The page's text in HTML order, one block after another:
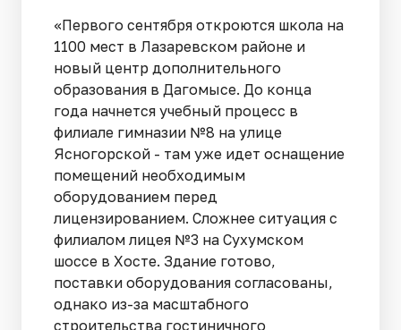
«Первого сентября откроются школа на
1100 мест в Лазаревском районе и
новый центр дополнительного
образования в Дагомысе. До конца
года начнется учебный процесс в
филиале гимназии №8 на улице
Ясногорской - там уже идет оснащение
помещений необходимым
оборудованием перед
лицензированием. Сложнее ситуация с
филиалом лицея №3 на Сухумском
шоссе в Хосте. Здание готово,
поставки оборудования согласованы,
однако из-за масштабного
строительства гостиничного